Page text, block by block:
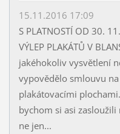
15.11.2016 17:09
S PLATNOSTÍ OD 30.
VÝLEP PLAKÁTŮ V
jakéhokoliv vysvětlení
vypovědělo smlouvu
plakátovacími
bychom si asi
ne jen...